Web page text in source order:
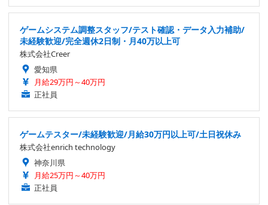
ゲームシステム調整スタッフ/テスト確認・データ入力補助/
未経験歓迎/完全週休2日制・月40万以上可
株式会社Creer
愛知県
月給29万円～40万円
正社員
ゲームテスター/未経験歓迎/月給30万円以上可/土日祝休み
株式会社enrich technology
神奈川県
月給25万円～40万円
正社員